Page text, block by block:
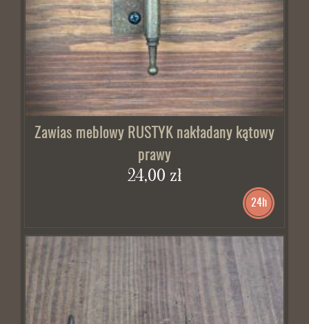
Zawias meblowy RUSTYK nakładany kątowy
prawy
24,00 zł
24h